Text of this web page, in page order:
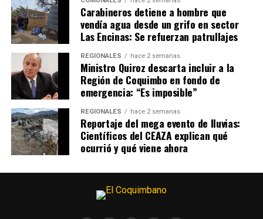
Carabineros detiene a hombre que
vendía agua desde un grifo en sector
Las Encinas: Se refuerzan patrullajes
REGIONALES hace 2 semanas
Ministro Quiroz descarta incluir a la
Región de Coquimbo en fondo de
emergencia: “Es imposible”
REGIONALES hace 2 semanas
Reportaje del mega evento de lluvias:
Científicos del CEAZA explican qué
ocurrió y qué viene ahora